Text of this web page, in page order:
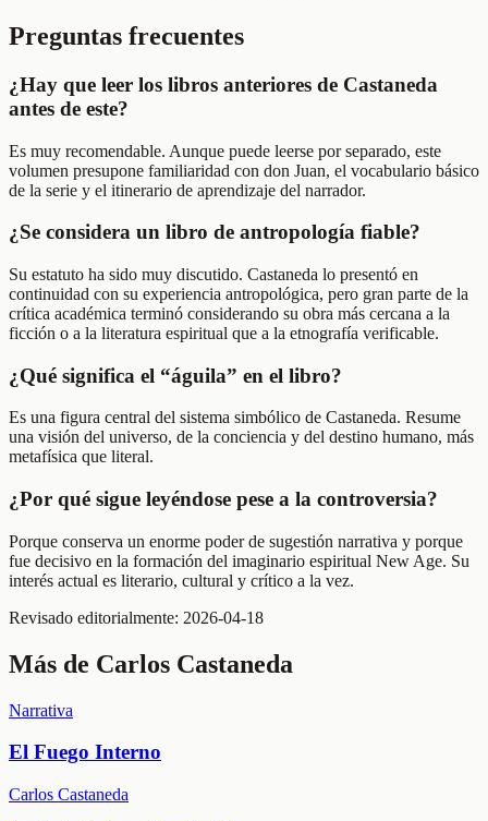
Preguntas frecuentes
¿Hay que leer los libros anteriores de Castaneda
antes de este?
Es muy recomendable. Aunque puede leerse por separado, este
volumen presupone familiaridad con don Juan, el vocabulario básico
de la serie y el itinerario de aprendizaje del narrador.
¿Se considera un libro de antropología fiable?
Su estatuto ha sido muy discutido. Castaneda lo presentó en
continuidad con su experiencia antropológica, pero gran parte de la
crítica académica terminó considerando su obra más cercana a la
ficción o a la literatura espiritual que a la etnografía verificable.
¿Qué significa el “águila” en el libro?
Es una figura central del sistema simbólico de Castaneda. Resume
una visión del universo, de la conciencia y del destino humano, más
metafísica que literal.
¿Por qué sigue leyéndose pese a la controversia?
Porque conserva un enorme poder de sugestión narrativa y porque
fue decisivo en la formación del imaginario espiritual New Age. Su
interés actual es literario, cultural y crítico a la vez.
Revisado editorialmente: 2026-04-18
Más de Carlos Castaneda
Narrativa
El Fuego Interno
Carlos Castaneda